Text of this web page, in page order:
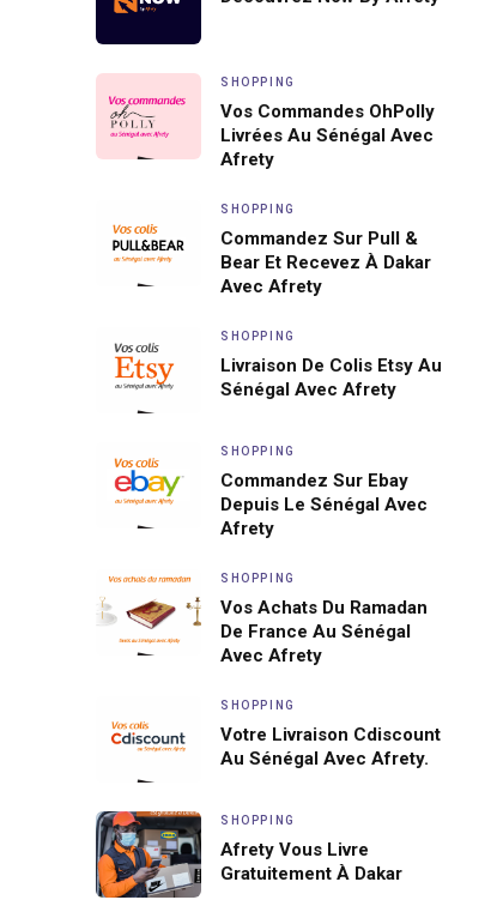
SHOPPING
Vos Commandes OhPolly
Livrées Au Sénégal Avec
Afrety
SHOPPING
Commandez Sur Pull &
Bear Et Recevez À Dakar
Avec Afrety
SHOPPING
Livraison De Colis Etsy Au
Sénégal Avec Afrety
SHOPPING
Commandez Sur Ebay
Depuis Le Sénégal Avec
Afrety
SHOPPING
Vos Achats Du Ramadan
De France Au Sénégal
Avec Afrety
SHOPPING
Votre Livraison Cdiscount
Au Sénégal Avec Afrety.
SHOPPING
Afrety Vous Livre
Gratuitement À Dakar